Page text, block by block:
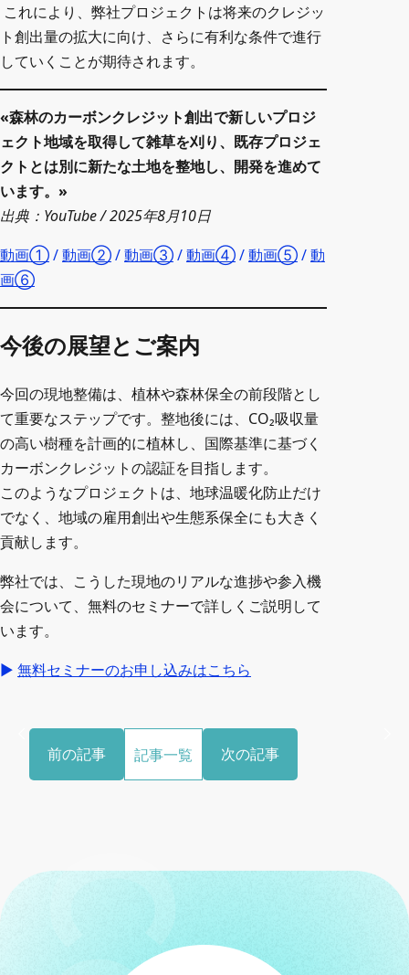
これにより、弊社プロジェクトは将来のクレジッ
ト創出量の拡大に向け、さらに有利な条件で進行
していくことが期待されます。
«森林のカーボンクレジット創出で新しいプロジ
ェクト地域を取得して雑草を刈り、既存プロジェ
クトとは別に新たな土地を整地し、開発を進めて
います。»
出典：YouTube / 2025年8月10日
動画①/動画②/動画③/動画④/動画⑤/動
画⑥
今後の展望とご案内
今回の現地整備は、植林や森林保全の前段階とし
て重要なステップです。整地後には、CO₂吸収量
の高い樹種を計画的に植林し、国際基準に基づく
カーボンクレジットの認証を目指します。
このようなプロジェクトは、地球温暖化防止だけ
でなく、地域の雇用創出や生態系保全にも大きく
貢献します。
弊社では、こうした現地のリアルな進捗や参入機
会について、無料のセミナーで詳しくご説明して
います。
▶ 無料セミナーのお申し込みはこちら
前の記事 記事一覧 次の記事